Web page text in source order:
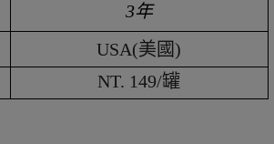
3年
USA(美國)
NT. 149/罐